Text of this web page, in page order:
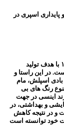
اسپری در
شرکت سیوان آراد ویژن با نام تجاری اینسی در سال ۱۳۹۸ با هدف تولید
در این راستا و
اسپلش، مام
رنگ های بی
اینسی در جهت
و بهداشتی، در
و در نتیجه کاهش
خود توانسته است